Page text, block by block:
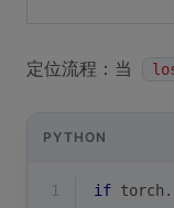
定位流程：当
PYTHON
1 if